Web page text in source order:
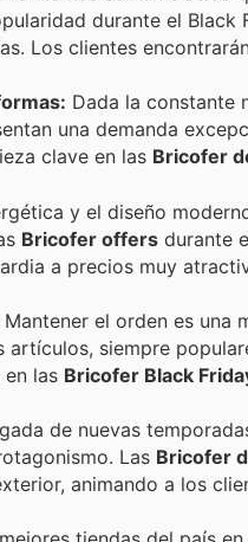
durante el
Los clientes
Dada la constante
una demanda
clave en las Bricofer
y el diseño
Bricofer offers durante
a precios muy
Mantener el orden es una
artículos, siempre
las Bricofer Black
de nuevas
Las Bricofer
animando a los